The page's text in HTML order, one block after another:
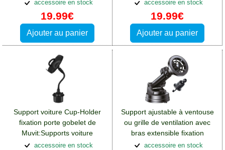
accessoire en stock
19.99€
Ajouter au panier
accessoire en stock
19.99€
Ajouter au panier
Support voiture Cup-Holder
fixation porte gobelet de
Muvit:Supports voiture
Crosscall Spider X4
accessoire en stock
Support ajustable à ventouse
ou grille de ventilation avec
bras extensible fixation
MagSafe
accessoire en stock